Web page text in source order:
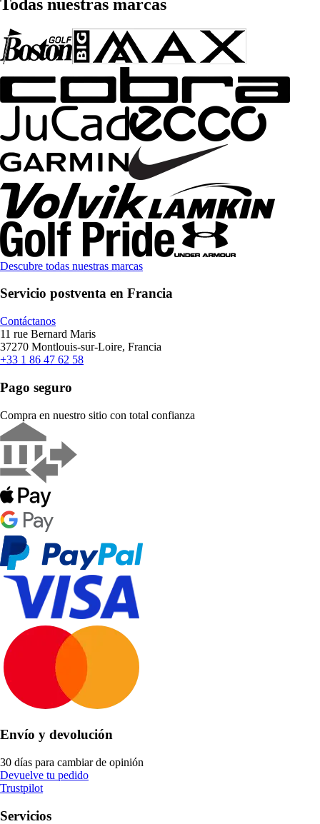
Todas nuestras marcas
Descubre todas nuestras marcas
Servicio postventa en Francia
Contáctanos
11 rue Bernard Maris
37270 Montlouis-sur-Loire, Francia
+33 1 86 47 62 58
Pago seguro
Compra en nuestro sitio con total confianza
Envío y devolución
30 días para cambiar de opinión
Devuelve tu pedido
Trustpilot
Servicios